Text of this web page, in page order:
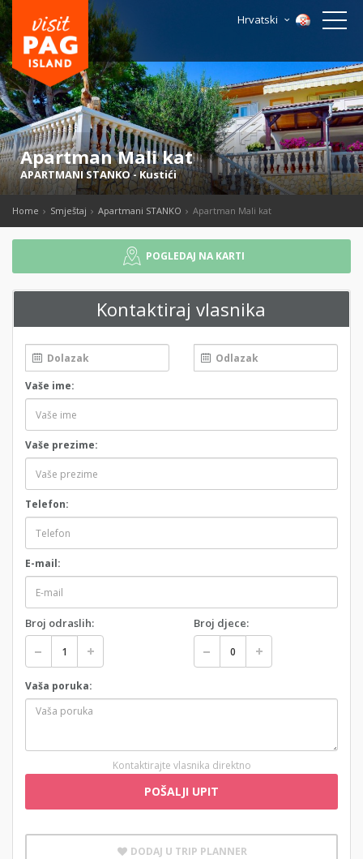
Hrvatski
Apartman Mali kat
APARTMANI STANKO-Kustići
Home Smještaj Apartmani STANKO Apartman Mali kat
POGLEDAJ NA KARTI
Kontaktiraj vlasnika
Vaše ime:
Vaše prezime:
Telefon:
E-mail:
Broj odraslih: Broj djece:
Vaša poruka:
Kontaktirajte vlasnika direktno
POŠALJI UPIT
DODAJ U TRIP PLANNER